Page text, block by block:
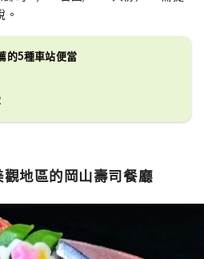
的5種車站便當
地區的岡山壽司餐廳